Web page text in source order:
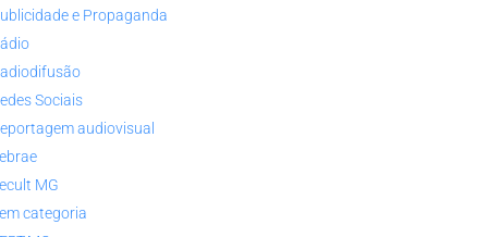
e Propaganda
Sociais
audiovisual
MG
categoria